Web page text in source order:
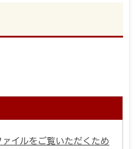
ァイルをご覧いただくため